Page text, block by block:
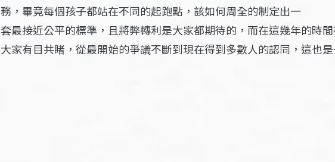
務，畢竟每個孩子都站在不同的起跑點，該如何周全的制定出一
套最接近公平的標準，且將弊轉利是大家都期待的，而在這幾年的時
大家有目共睹，從最開始的爭議不斷到現在得到多數人的認同，這也